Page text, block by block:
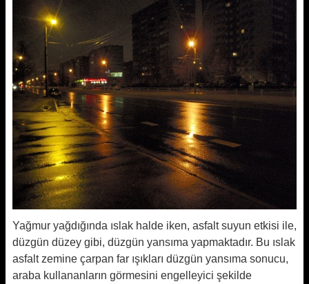
Yağmur yağdığında ıslak halde iken, asfalt suyun etkisi ile,
düzgün düzey gibi, düzgün yansıma yapmaktadır. Bu ıslak
asfalt zemine çarpan far ışıkları düzgün yansıma sonucu,
araba kullananların görmesini engelleyici şekilde